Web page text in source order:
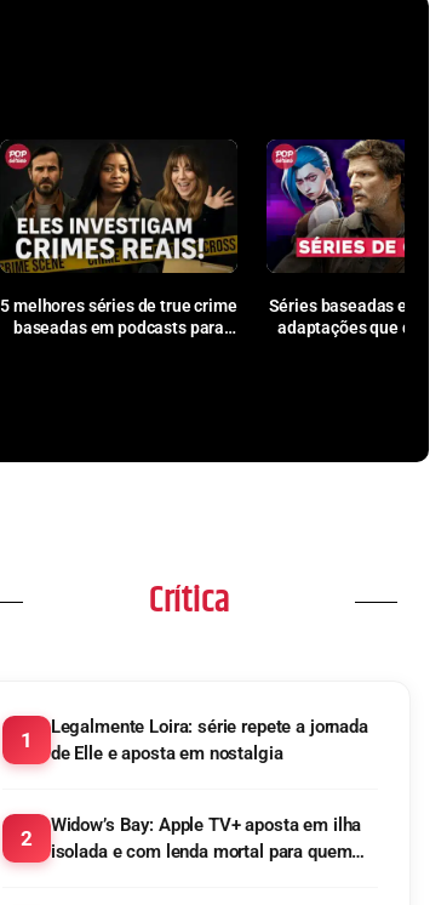
5 melhores séries de true crime
baseadas em podcasts para
Séries baseadas em
adaptações que
Crítica
1
Legalmente Loira: série repete a jornada
de Elle e aposta em nostalgia
2
Widow’s Bay: Apple TV+ aposta em ilha
isolada e com lenda mortal para quem